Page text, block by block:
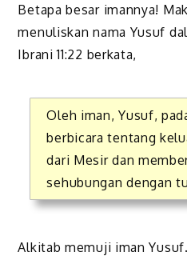
Betapa besar imannya!
menuliskan nama Yusuf
Ibrani 11:22 berkata,
Oleh iman, Yusuf,
berbicara tentang
dari Mesir dan
sehubungan dengan
Alkitab memuji iman